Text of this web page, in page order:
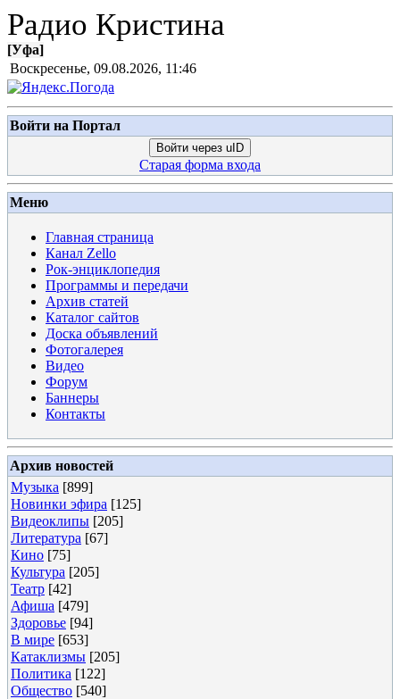
Радио Кристина
[Уфа]
Воскресенье, 09.08.2026, 11:46
Войти на Портал
Войти через uID
Старая форма входа
Меню
Главная страница
Канал Zello
Рок-энциклопедия
Программы и передачи
Архив статей
Каталог сайтов
Доска объявлений
Фотогалерея
Видео
Форум
Баннеры
Контакты
Архив новостей
Музыка [899]
Новинки эфира [125]
Видеоклипы [205]
Литература [67]
Кино [75]
Культура [205]
Театр [42]
Афиша [479]
Здоровье [94]
В мире [653]
Катаклизмы [205]
Политика [122]
Общество [540]